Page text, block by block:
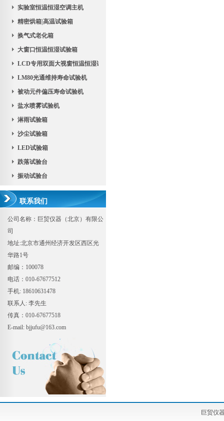
实验室恒温恒湿空调主机
精密烘箱|高温试验箱
换气式老化箱
大窗口恒温恒湿试验箱
LCD专用双面大视窗恒温恒湿试验机
LM80光通维持寿命试验机
被动元件偏压寿命试验机
盐水喷雾试验机
淋雨试验箱
沙尘试验箱
LED试验箱
跌落试验台
振动试验台
联系我们
公司名称：巨贸仪器（北京）有限公
司
地址:北京市通州经济开发区西区光
华路1号
邮编：100078
电话：010-67677512
手机: 18610631478
联系人: 李先生
传真：010-67677518
E-mail: bjjufu@163.com
巨贸仪